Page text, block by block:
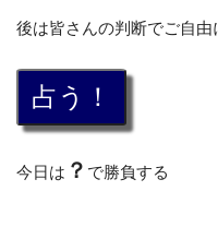
後は皆さんの判断でご自由
今日は ？ で勝負する